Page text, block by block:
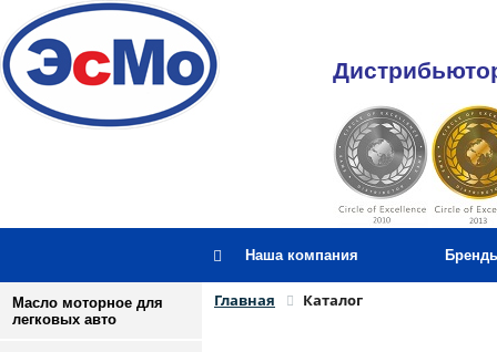
Наша компания
Масло моторное для
легковых авто
Главная Каталог